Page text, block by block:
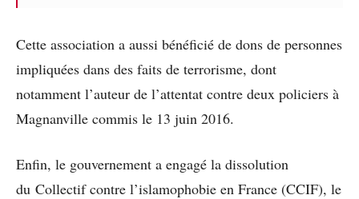
Cette association a aussi bénéficié de dons de personnes
impliquées dans des faits de terrorisme, dont
notamment l’auteur de l’attentat contre deux policiers à
Magnanville commis le 13 juin 2016.
Enfin, le gouvernement a engagé la dissolution
du Collectif contre l’islamophobie en France (CCIF), le